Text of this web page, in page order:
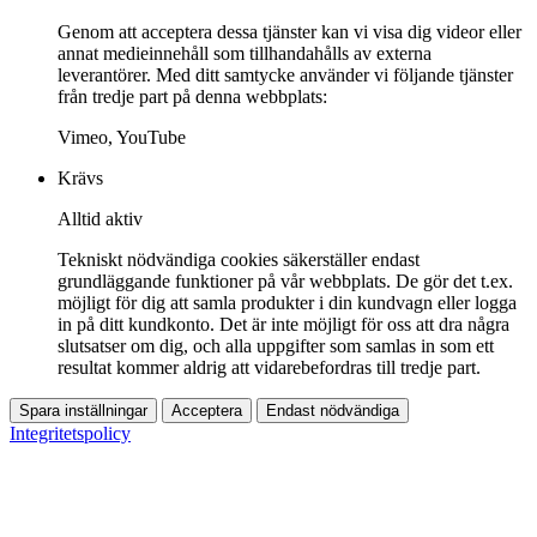
Genom att acceptera dessa tjänster kan vi visa dig videor eller
annat medieinnehåll som tillhandahålls av externa
leverantörer. Med ditt samtycke använder vi följande tjänster
från tredje part på denna webbplats:
Vimeo, YouTube
Krävs
Alltid aktiv
Tekniskt nödvändiga cookies säkerställer endast
grundläggande funktioner på vår webbplats. De gör det t.ex.
möjligt för dig att samla produkter i din kundvagn eller logga
in på ditt kundkonto. Det är inte möjligt för oss att dra några
slutsatser om dig, och alla uppgifter som samlas in som ett
resultat kommer aldrig att vidarebefordras till tredje part.
Spara inställningar Acceptera Endast nödvändiga
Integritetspolicy